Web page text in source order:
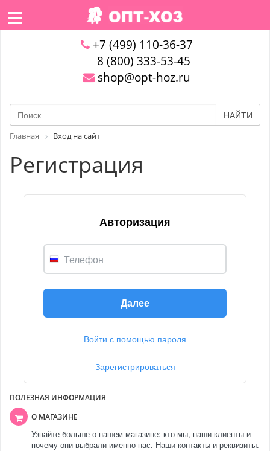
+7 (499) 110-36-37
8 (800) 333-53-45
shop@opt-hoz.ru
НАЙТИ
Главная Вход на сайт
Регистрация
Авторизация
Телефон
Далее
Войти с помощью пароля
Зарегистрироваться
ПОЛЕЗНАЯ ИНФОРМАЦИЯ
О МАГАЗИНЕ
Узнайте больше о нашем магазине: кто мы, наши клиенты и
почему они выбрали именно нас. Наши контакты и реквизиты.